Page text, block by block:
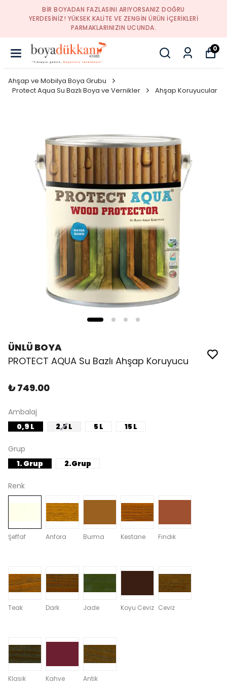
BIR BOYADAN FAZLASINI ARIYORSANIZ DOĞRU
YERDESINIZ! YÜKSEK KALITE VE ZENGIN ÜRÜN IÇERIKLERI
PARMAKLARINIZIN UCUNDA.
0
Ahşap ve Mobilya Boya Grubu
Protect Aqua Su Bazlı Boya ve Vernikler
Ahşap Koruyucular
ÜNLÜ BOYA
PROTECT AQUA Su Bazlı Ahşap Koruyucu
₺ 749.00
Ambalaj
0,9 L
2,5 L 5 L 15 L
Grup
1. Grup
2.Grup
Renk
Şeffaf Anfora Burma Kestane Fındık
Teak Dark Jade Koyu Ceviz Ceviz
Klasik Kahve Antik